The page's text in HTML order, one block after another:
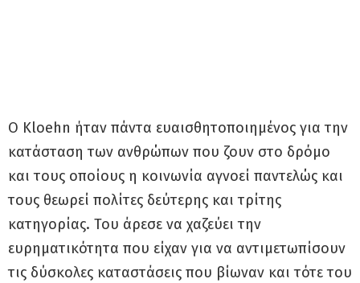
Ο Kloehn ήταν πάντα ευαισθητοποιημένος για την
κατάσταση των ανθρώπων που ζουν στο δρόμο
και τους οποίους η κοινωνία αγνοεί παντελώς και
τους θεωρεί πολίτες δεύτερης και τρίτης
κατηγορίας. Του άρεσε να χαζεύει την
ευρηματικότητα που είχαν για να αντιμετωπίσουν
τις δύσκολες καταστάσεις που βίωναν και τότε του